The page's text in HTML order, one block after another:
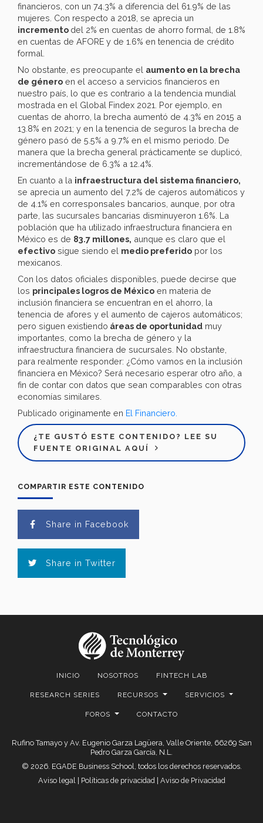
financieros, con un 74.3% a diferencia del 61.9% de las
mujeres. Con respecto a 2018, se aprecia un
incremento del 2% en cuentas de ahorro formal, de 1.8%
en cuentas de AFORE y de 1.6% en tenencia de crédito
formal.
No obstante, es preocupante el aumento en la brecha
de género en el acceso a servicios financieros en
nuestro país, lo que es contrario a la tendencia mundial
mostrada en el Global Findex 2021. Por ejemplo, en
cuentas de ahorro, la brecha aumentó de 4.3% en 2015 a
13.8% en 2021; y en la tenencia de seguros la brecha de
género pasó de 5.5% a 9.7% en el mismo periodo. De
manera que la brecha general prácticamente se duplicó,
incrementándose de 6.3% a 12.4%.
En cuanto a la infraestructura del sistema financiero,
se aprecia un aumento del 7.2% de cajeros automáticos y
de 4.1% en corresponsales bancarios, aunque, por otra
parte, las sucursales bancarias disminuyeron 1.6%. La
población que ha utilizado infraestructura financiera en
México es de 83.7 millones, aunque es claro que el
efectivo sigue siendo el medio preferido por los
mexicanos.
Con los datos oficiales disponibles, puede decirse que
los principales logros de México en materia de
inclusión financiera se encuentran en el ahorro, la
tenencia de afores y el aumento de cajeros automáticos;
pero siguen existiendo áreas de oportunidad muy
importantes, como la brecha de género y la
infraestructura financiera de sucursales. No obstante,
para realmente responder: ¿Cómo vamos en la inclusión
financiera en México? Será necesario esperar otro año, a
fin de contar con datos que sean comparables con otras
economías similares.
Publicado originamente en El Financiero.
¿TE GUSTÓ ESTE CONTENIDO? LEE SU
FUENTE ORIGINAL AQUÍ
COMPARTIR ESTE CONTENIDO
Share in Facebook
Share in Twitter
INICIO NOSOTROS FINTECH LAB
RESEARCH SERIES RECURSOS SERVICIOS
FOROS CONTACTO
Rufino Tamayo y Av. Eugenio Garza Lagüera, Valle Oriente, 66269 San
Pedro Garza García, N.L.
© 2026. EGADE Business School, todos los derechos reservados.
Aviso legal
Políticas de privacidad Aviso de Privacidad